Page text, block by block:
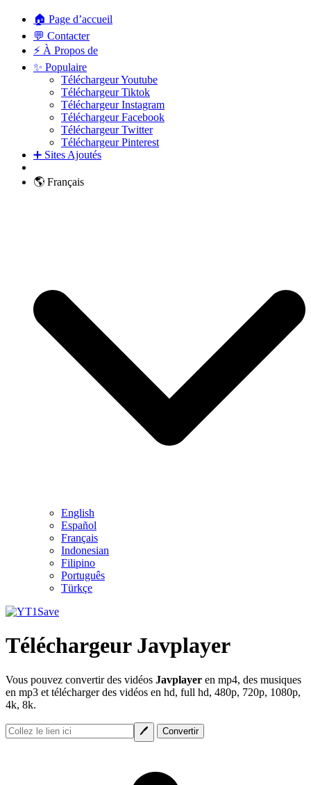
🏠 Page d’accueil
💬 Contacter
⚡ À Propos de
✨ Populaire
Téléchargeur Youtube
Téléchargeur Tiktok
Téléchargeur Instagram
Téléchargeur Facebook
Téléchargeur Twitter
Téléchargeur Pinterest
➕ Sites Ajoutés
🌎 Français
English
Español
Français
Indonesian
Filipino
Português
Türkçe
Téléchargeur Javplayer
Vous pouvez convertir des vidéos Javplayer en mp4, des musiques
en mp3 et télécharger des vidéos en hd, full hd, 480p, 720p, 1080p,
4k, 8k.